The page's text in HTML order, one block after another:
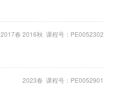
春 2016秋 课程号：PE0052302
2023春 课程号：PE0052901